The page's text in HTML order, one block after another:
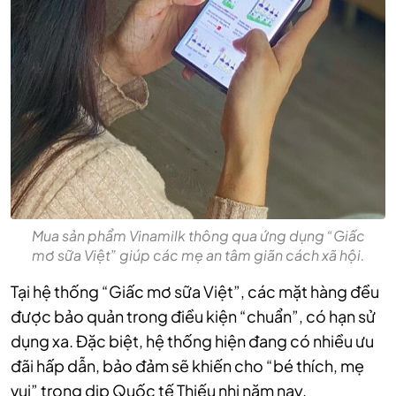
Mua sản phẩm Vinamilk thông qua ứng dụng “Giấc
mơ sữa Việt” giúp các mẹ an tâm giãn cách xã hội.
Tại hệ thống “Giấc mơ sữa Việt”, các mặt hàng đều
được bảo quản trong điều kiện “chuẩn”, có hạn sử
dụng xa. Đặc biệt, hệ thống hiện đang có nhiều ưu
đãi hấp dẫn, bảo đảm sẽ khiến cho “bé thích, mẹ
vui” trong dịp Quốc tế Thiếu nhi năm nay.